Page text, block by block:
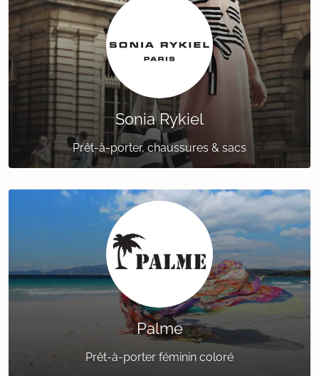
Sonia Rykiel
Prêt-à-porter, chaussures & sacs
Palme
Prêt-à-porter féminin coloré